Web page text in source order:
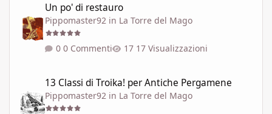
Un po' di restauro
Pippomaster92 in La Torre del Mago
0 Commenti 17 Visualizzazioni
13 Classi di Troika! per Antiche Pergamene
Pippomaster92 in La Torre del Mago